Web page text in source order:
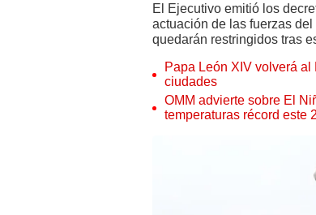
El Ejecutivo emitió los
actuación de las fuerzas
quedarán restringidos tras
Papa León XIV volverá
ciudades
OMM advierte sobre El
temperaturas récord este